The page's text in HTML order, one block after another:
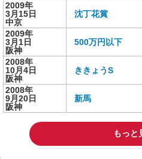
2009年
3月15日
中京
沈丁花賞
2009年
3月1日
阪神
500万円以下
2008年
10月4日
阪神
ききょうS
2008年
9月20日
阪神
新馬
もっと